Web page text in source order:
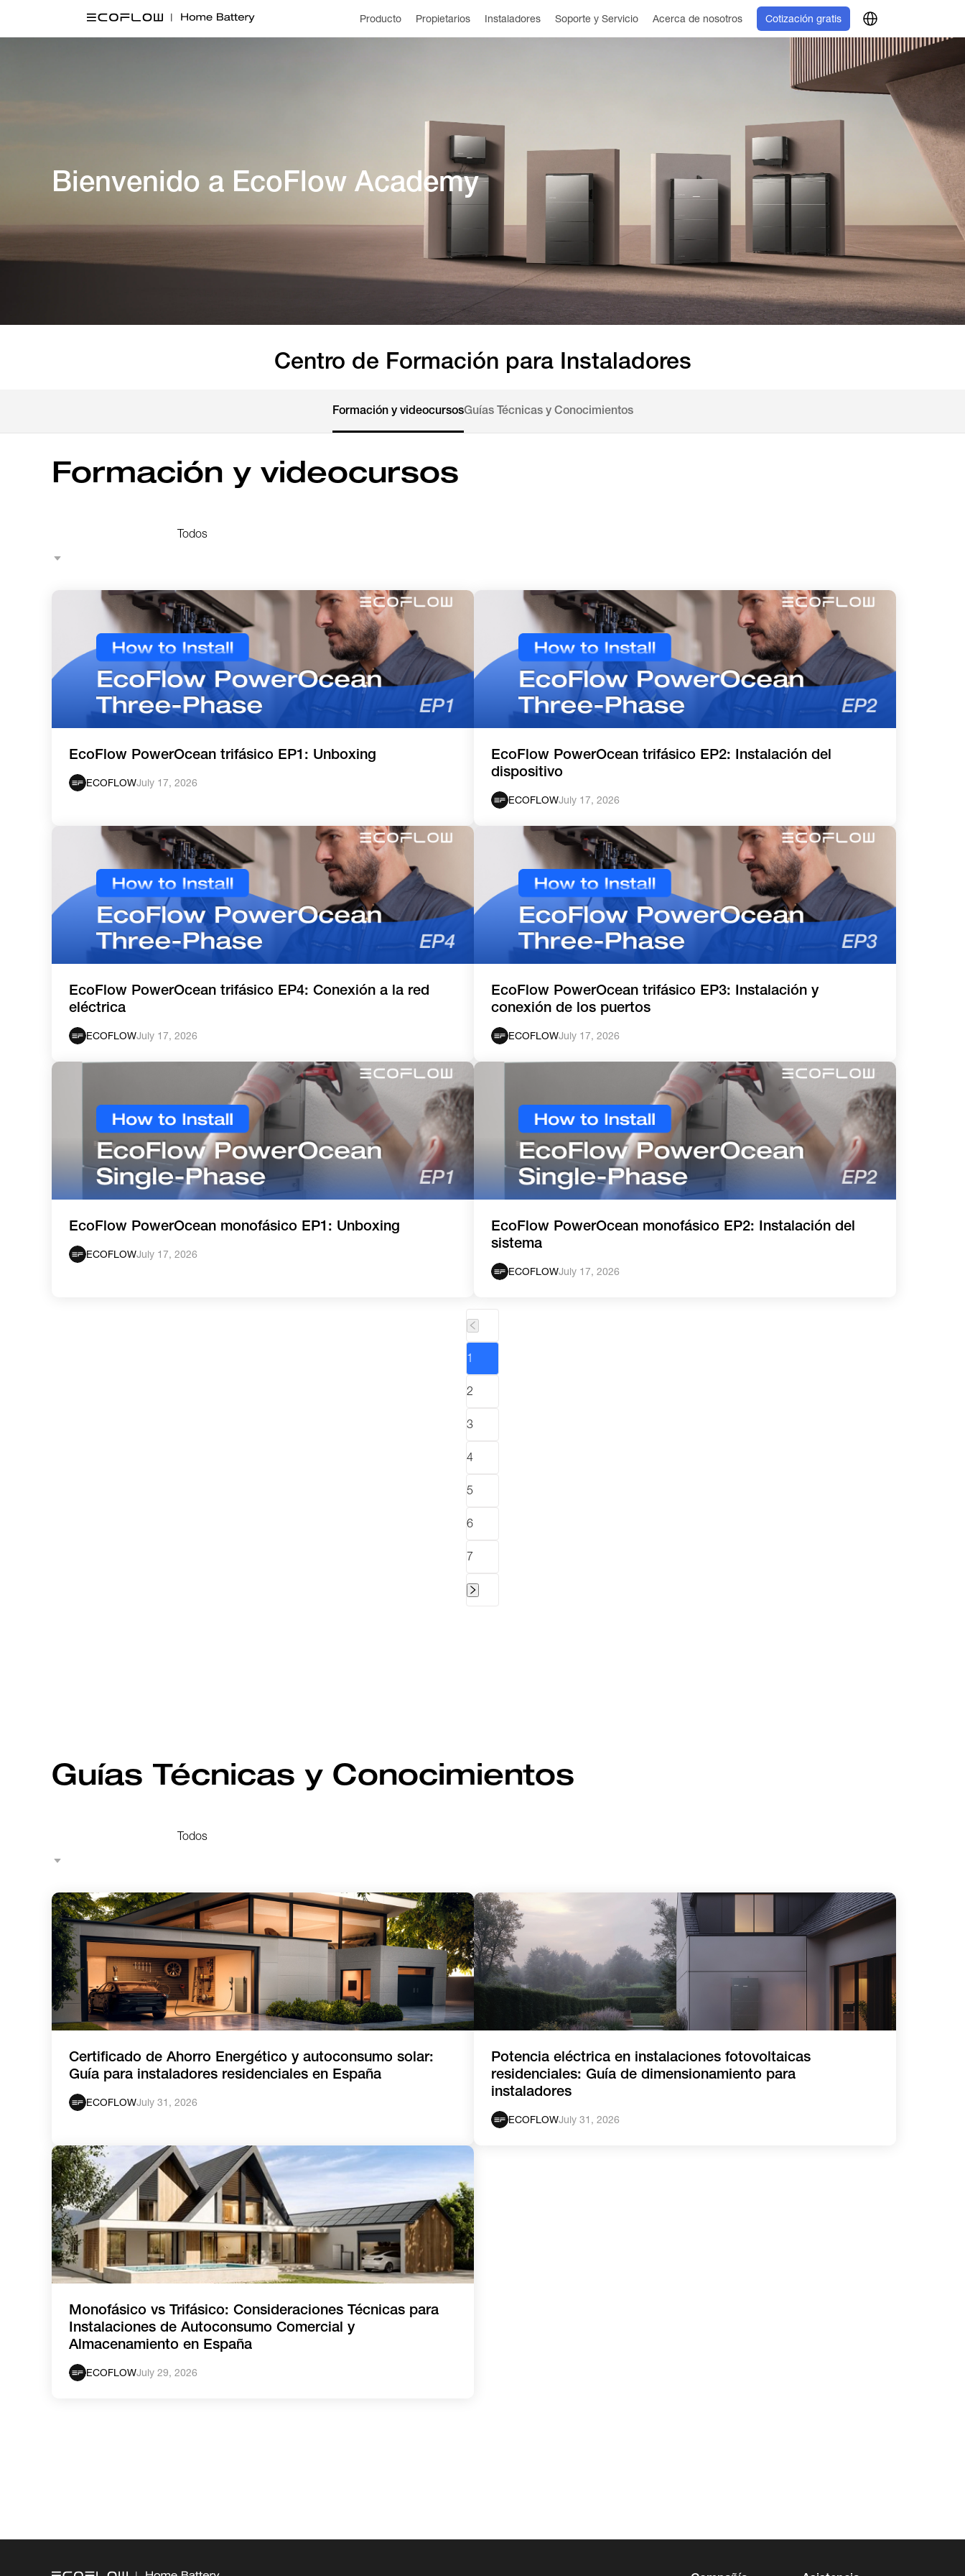
Producto Propietarios Instaladores Soporte y Servicio Acerca de nosotros Cotización gratis
Bienvenido a EcoFlow Academy
Centro de Formación para Instaladores
Formación y videocursosGuías Técnicas y Conocimientos
Formación y videocursos
Todos
EcoFlow PowerOcean trifásico EP1: Unboxing
ECOFLOWJuly 17, 2026
EcoFlow PowerOcean trifásico EP2: Instalación del
dispositivo
ECOFLOWJuly 17, 2026
EcoFlow PowerOcean trifásico EP4: Conexión a la red
eléctrica
ECOFLOWJuly 17, 2026
EcoFlow PowerOcean trifásico EP3: Instalación y
conexión de los puertos
ECOFLOWJuly 17, 2026
EcoFlow PowerOcean monofásico EP1: Unboxing
ECOFLOWJuly 17, 2026
EcoFlow PowerOcean monofásico EP2: Instalación del
sistema
ECOFLOWJuly 17, 2026
1
2
3
4
5
6
7
Guías Técnicas y Conocimientos
Todos
Certificado de Ahorro Energético y autoconsumo solar:
Guía para instaladores residenciales en España
ECOFLOWJuly 31, 2026
Potencia eléctrica en instalaciones fotovoltaicas
residenciales: Guía de dimensionamiento para
instaladores
ECOFLOWJuly 31, 2026
Monofásico vs Trifásico: Consideraciones Técnicas para
Instalaciones de Autoconsumo Comercial y
Almacenamiento en España
ECOFLOWJuly 29, 2026